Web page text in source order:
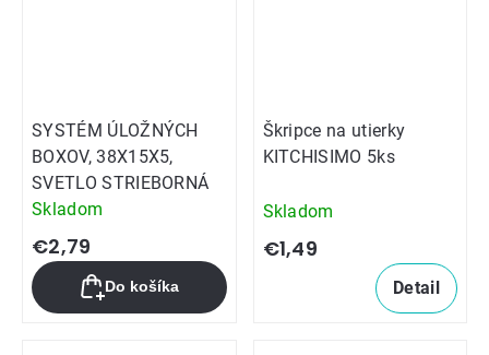
SYSTÉM ÚLOŽNÝCH
BOXOV, 38X15X5,
SVETLO STRIEBORNÁ
Skladom
€2,79
Do košíka
Škripce na utierky
KITCHISIMO 5ks
Skladom
€1,49
Detail